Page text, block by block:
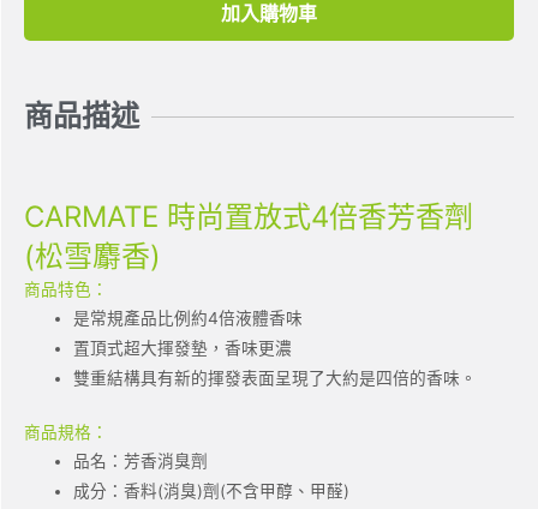
加入購物車
商品描述
CARMATE 時尚置放式4倍香芳香劑
(松雪麝香)
商品特色：
是常規產品比例約4倍液體香味
置頂式超大揮發墊，香味更濃
雙重結構具有新的揮發表面呈現了大約是四倍的香味。
商品規格：
品名：芳香消臭劑
成分：香料(消臭)劑(不含甲醇、甲醛)